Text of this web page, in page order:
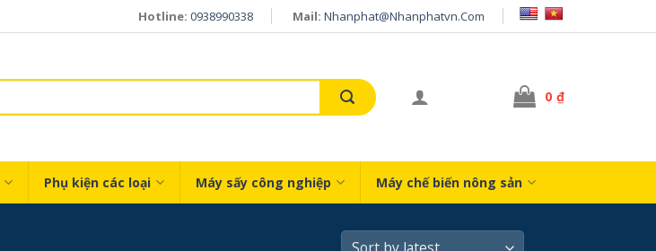
Hotline: 0938990338 Mail: Nhanphat@nhanphatvn.com
0 ₫
Phụ kiện các loại Máy sấy công nghiệp Máy chế biến nông sản